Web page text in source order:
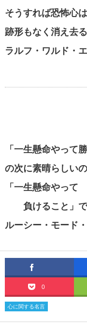
そうすれば恐怖心は
跡形もなく消え去る
ラルフ・ワルド・
「一生懸命やって
の次に素晴らしいの
「一生懸命やって
負けること」で
ルーシー・モード
0
心に関する名言